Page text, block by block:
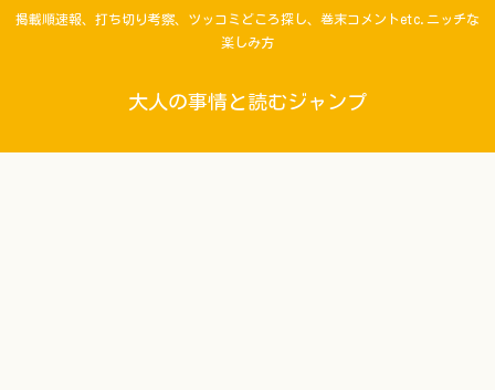
掲載順速報、打ち切り考察、ツッコミどころ探し、巻末コメントetc.ニッチな
楽しみ方
大人の事情と読むジャンプ